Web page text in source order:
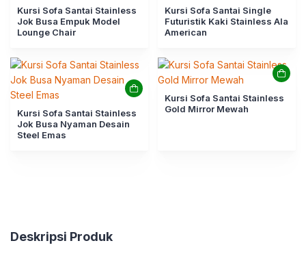
Kursi Sofa Santai Stainless
Jok Busa Empuk Model
Lounge Chair
Kursi Sofa Santai Single
Futuristik Kaki Stainless Ala
American
Kursi Sofa Santai Stainless
Jok Busa Nyaman Desain
Steel Emas
Kursi Sofa Santai Stainless
Gold Mirror Mewah
Deskripsi Produk